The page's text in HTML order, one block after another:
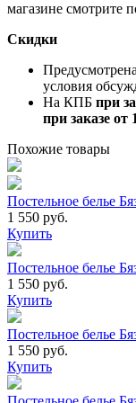
магазине смотрите
Скидки
условия
На КПБ при
при заказе от
Похожие товары
Постельное белье
1 550 руб.
Купить
Постельное белье
1 550 руб.
Купить
Постельное белье
1 550 руб.
Купить